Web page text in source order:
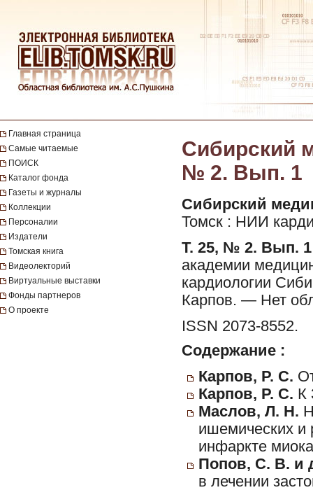
Главная страница
Самые читаемые
ПОИСК
Каталог фонда
Газеты и журналы
Коллекции
Персоналии
Издатели
Томская книга
Видеолекторий
Виртуальные выставки
Фонды партнеров
О проекте
Сибирский
№ 2. Вып. 1
Сибирский
Томск : НИИ
Т. 25, № 2. Вып. 1
академии
кардиологии
Карпов. — Нет
ISSN 2073-8552.
Содержание :
Карпов, Р. С.
Карпов, Р. С. К
Маслов, Л. Н.
ишемических и
инфаркте
Попов, С. В. и
в лечении